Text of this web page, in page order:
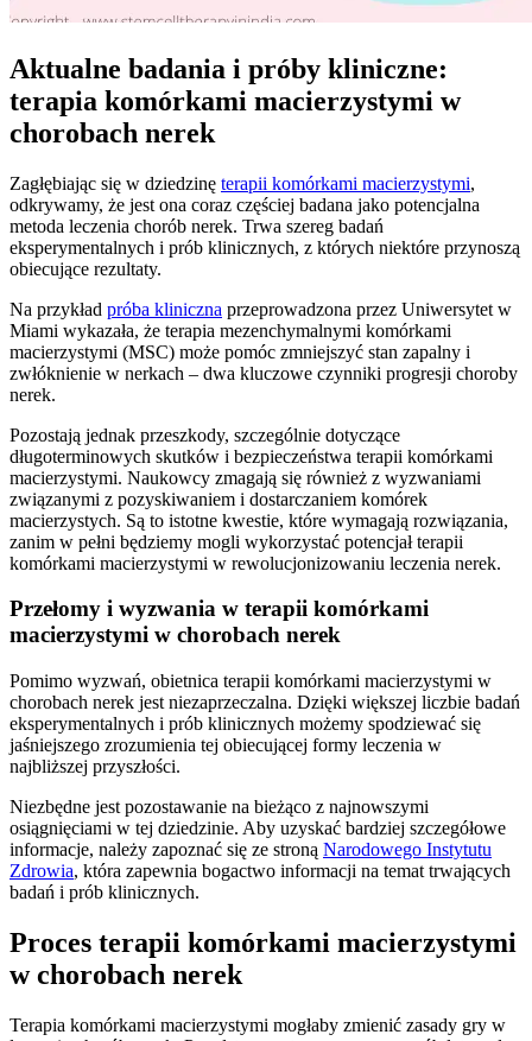
Aktualne badania i próby kliniczne:
terapia komórkami macierzystymi w
chorobach nerek
Zagłębiając się w dziedzinę terapii komórkami macierzystymi,
odkrywamy, że jest ona coraz częściej badana jako potencjalna
metoda leczenia chorób nerek. Trwa szereg badań
eksperymentalnych i prób klinicznych, z których niektóre przynoszą
obiecujące rezultaty.
Na przykład próba kliniczna przeprowadzona przez Uniwersytet w
Miami wykazała, że terapia mezenchymalnymi komórkami
macierzystymi (MSC) może pomóc zmniejszyć stan zapalny i
zwłóknienie w nerkach – dwa kluczowe czynniki progresji choroby
nerek.
Pozostają jednak przeszkody, szczególnie dotyczące
długoterminowych skutków i bezpieczeństwa terapii komórkami
macierzystymi. Naukowcy zmagają się również z wyzwaniami
związanymi z pozyskiwaniem i dostarczaniem komórek
macierzystych. Są to istotne kwestie, które wymagają rozwiązania,
zanim w pełni będziemy mogli wykorzystać potencjał terapii
komórkami macierzystymi w rewolucjonizowaniu leczenia nerek.
Przełomy i wyzwania w terapii komórkami
macierzystymi w chorobach nerek
Pomimo wyzwań, obietnica terapii komórkami macierzystymi w
chorobach nerek jest niezaprzeczalna. Dzięki większej liczbie badań
eksperymentalnych i prób klinicznych możemy spodziewać się
jaśniejszego zrozumienia tej obiecującej formy leczenia w
najbliższej przyszłości.
Niezbędne jest pozostawanie na bieżąco z najnowszymi
osiągnięciami w tej dziedzinie. Aby uzyskać bardziej szczegółowe
informacje, należy zapoznać się ze stroną Narodowego Instytutu
Zdrowia, która zapewnia bogactwo informacji na temat trwających
badań i prób klinicznych.
Proces terapii komórkami macierzystymi
w chorobach nerek
Terapia komórkami macierzystymi mogłaby zmienić zasady gry w